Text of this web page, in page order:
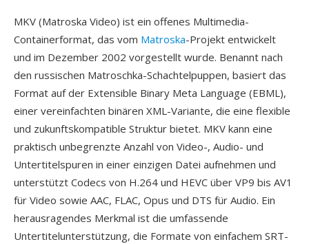
MKV (Matroska Video) ist ein offenes Multimedia-
Containerformat, das vom Matroska-Projekt entwickelt
und im Dezember 2002 vorgestellt wurde. Benannt nach
den russischen Matroschka-Schachtelpuppen, basiert das
Format auf der Extensible Binary Meta Language (EBML),
einer vereinfachten binären XML-Variante, die eine flexible
und zukunftskompatible Struktur bietet. MKV kann eine
praktisch unbegrenzte Anzahl von Video-, Audio- und
Untertitelspuren in einer einzigen Datei aufnehmen und
unterstützt Codecs von H.264 und HEVC über VP9 bis AV1
für Video sowie AAC, FLAC, Opus und DTS für Audio. Ein
herausragendes Merkmal ist die umfassende
Untertitelunterstützung, die Formate von einfachem SRT-